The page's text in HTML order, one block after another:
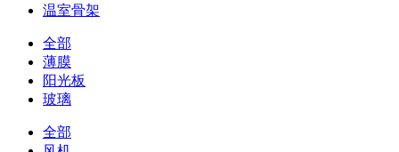
温室骨架
全部
薄膜
阳光板
玻璃
全部